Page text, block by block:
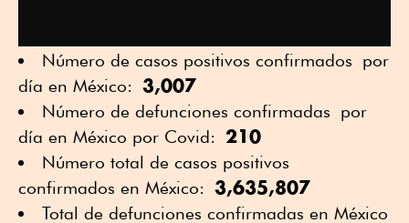
Número de casos positivos confirmados por
día en México: 3,007
Número de defunciones confirmadas por
día en México por Covid: 210
Número total de casos positivos
confirmados en México: 3,635,807
Total de defunciones confirmadas en México